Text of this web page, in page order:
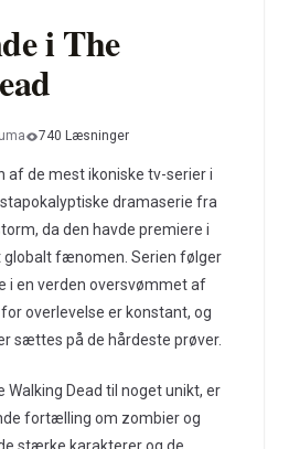
i The
740 Læsninger
af de mest ikoniske tv-serier i
dramaserie fra
da den havde premiere i
globalt fænomen. Serien følger
i en verden oversvømmet af
overlevelse er konstant, og
sættes på de hårdeste prøver.
Walking Dead til noget unikt, er
fortælling om zombier og